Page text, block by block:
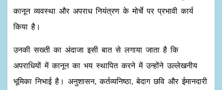
कानून व्यवस्था और अपराध नियंत्रण के मोर्चे पर प्रभावी कार्य
किया है।
उनकी सख्ती का अंदाजा इसी बात से लगाया जाता है कि
अपराधियों में कानून का भय स्थापित करने में उन्होंने उल्लेखनीय
भूमिका निभाई है। अनुशासन, कर्तव्यनिष्ठा, बेदाग छवि और ईमानदारी